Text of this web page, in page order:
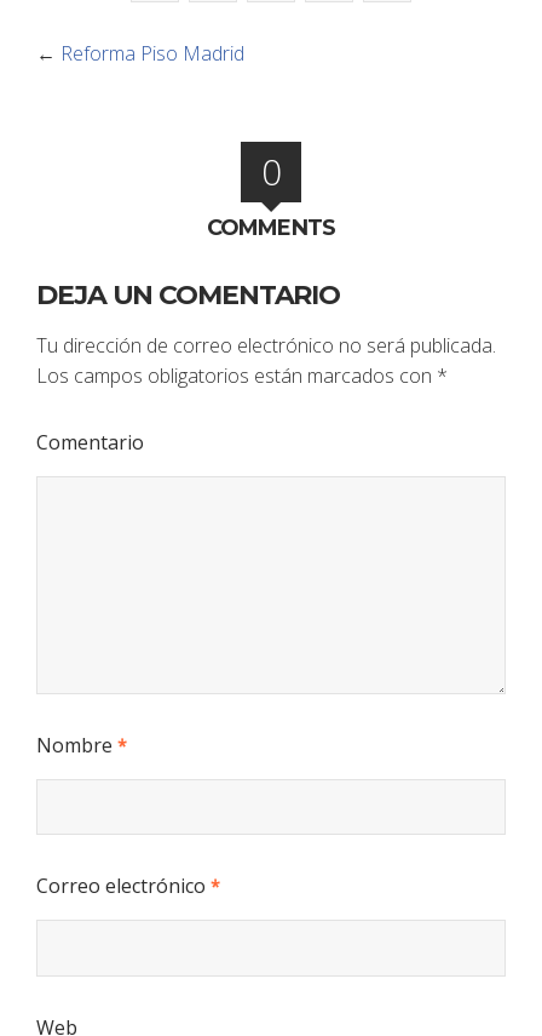
← Reforma Piso Madrid
0
COMMENTS
DEJA UN COMENTARIO
Tu dirección de correo electrónico no será publicada.
Los campos obligatorios están marcados con *
Comentario
Nombre *
Correo electrónico *
Web